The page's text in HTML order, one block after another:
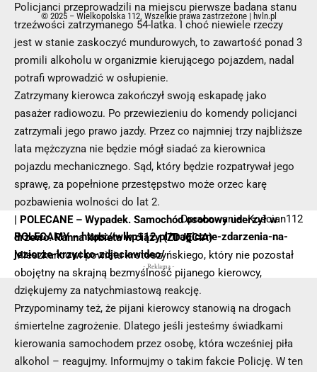
Policjanci przeprowadzili na miejscu pierwsze badana stanu
trzeźwości zatrzymanego 54-latka. I choć niewiele rzeczy
jest w stanie zaskoczyć mundurowych, to zawartość ponad 3
promili alkoholu w organizmie kierującego pojazdem, nadal
potrafi wprowadzić w osłupienie.
Zatrzymany kierowca zakończył swoją eskapadę jako
pasażer radiowozu. Po przewiezieniu do komendy policjanci
zatrzymali jego prawo jazdy. Przez co najmniej trzy najbliższe
lata mężczyzna nie będzie mógł siadać za kierownica
pojazdu mechanicznego. Sąd, który będzie rozpatrywał jego
sprawę, za popełnione przestępstwo może orzec karę
pozbawienia wolności do lat 2.
| POLECANE – Wypadek. Samochód osobowy uderzył w
drzewo. Ranna kobieta w ciąży (ZDJĘCIA)
Mieszkańcowi powiatu krotoszyńskiego, który nie pozostał
obojętny na skrajną bezmyślność pijanego kierowcy,
dziękujemy za natychmiastową reakcję.
Przypominamy też, że pijani kierowcy stanowią na drogach
śmiertelne zagrożenie. Dlatego jeśli jesteśmy świadkami
kierowania samochodem przez osobę, która wcześniej piła
alkohol – reagujmy. Informujmy o takim fakcie Policję. W ten
Opracowanie: Kościan112
POLECAMY –https://wlkp112.pl/tragiczne-zdarzenia-na-
jeziorze-krzycko-zdjeciawideo/
- Reklama -
© 2025 – Wielkopolska 112, Wszelkie prawa zastrzeżone | hvln.pl